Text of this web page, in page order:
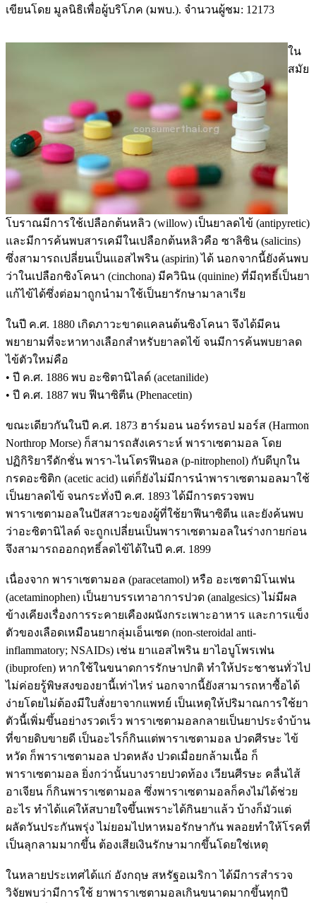
เขียนโดย มูลนิธิเพื่อผู้บริโภค (มพบ.). จำนวนผู้ชม: 12173
ใน
สมัย
โบราณมีการใช้เปลือกต้นหลิว (willow) เป็นยาลดไข้ (antipyretic)
และมีการค้นพบสารเคมีในเปลือกต้นหลิวคือ ซาลิซิน (salicins)
ซึ่งสามารถเปลี่ยนเป็นแอสไพริน (aspirin) ได้ นอกจากนี้ยังค้นพบ
ว่าในเปลือกซิงโคนา (cinchona) มีควินิน (quinine) ที่มีฤทธิ์เป็นยา
แก้ไข้ได้ซึ่งต่อมาถูกนำมาใช้เป็นยารักษามาลาเรีย
ในปี ค.ศ. 1880 เกิดภาวะขาดแคลนต้นซิงโคนา จึงได้มีคน
พยายามที่จะหาทางเลือกสำหรับยาลดไข้ จนมีการค้นพบยาลด
ไข้ตัวใหม่คือ
• ปี ค.ศ. 1886 พบ อะซิตานิไลด์ (acetanilide)
• ปี ค.ศ. 1887 พบ ฟีนาซิตีน (Phenacetin)
ขณะเดียวกันในปี ค.ศ. 1873 ฮาร์มอน นอร์ทรอป มอร์ส (Harmon
Northrop Morse) ก็สามารถสังเคราะห์ พาราเซตามอล โดย
ปฏิกิริยารีดักชั่น พารา-ไนโตรฟีนอล (p-nitrophenol) กับดีบุกใน
กรดอะซิติก (acetic acid) แต่ก็ยังไม่มีการนำพาราเซตามอลมาใช้
เป็นยาลดไข้ จนกระทั่งปี ค.ศ. 1893 ได้มีการตรวจพบ
พาราเซตามอลในปัสสาวะของผู้ที่ใช้ยาฟีนาซิตีน และยังค้นพบ
ว่าอะซิตานิไลด์ จะถูกเปลี่ยนเป็นพาราเซตามอลในร่างกายก่อน
จึงสามารถออกฤทธิ์ลดไข้ได้ในปี ค.ศ. 1899
เนื่องจาก พาราเซตามอล (paracetamol) หรือ อะเซตามิโนเฟน
(acetaminophen) เป็นยาบรรเทาอาการปวด (analgesics) ไม่มีผล
ข้างเคียงเรื่องการระคายเคืองผนังกระเพาะอาหาร และการแข็ง
ตัวของเลือดเหมือนยากลุ่มเอ็นเซด (non-steroidal anti-
inflammatory; NSAIDs) เช่น ยาแอสไพริน ยาไอบูโพรเฟน
(ibuprofen) หากใช้ในขนาดการรักษาปกติ ทำให้ประชาชนทั่วไป
ไม่ค่อยรู้พิษสงของยานี้เท่าไหร่ นอกจากนี้ยังสามารถหาซื้อได้
ง่ายโดยไม่ต้องมีใบสั่งยาจากแพทย์ เป็นเหตุให้ปริมาณการใช้ยา
ตัวนี้เพิ่มขึ้นอย่างรวดเร็ว พาราเซตามอลกลายเป็นยาประจำบ้าน
ที่ขายดิบขายดี เป็นอะไรก็กินแต่พาราเซตามอล ปวดศีรษะ ไข้
หวัด ก็พาราเซตามอล ปวดหลัง ปวดเมื่อยกล้ามเนื้อ ก็
พาราเซตามอล ยิ่งกว่านั้นบางรายปวดท้อง เวียนศีรษะ คลื่นไส้
อาเจียน ก็กินพาราเซตามอล ซึ่งพาราเซตามอลก็คงไม่ได้ช่วย
อะไร ทำได้แค่ให้สบายใจขึ้นเพราะได้กินยาแล้ว บ้างก็มัวแต่
ผลัดวันประกันพรุ่ง ไม่ยอมไปหาหมอรักษากัน พลอยทำให้โรคที่
เป็นลุกลามมากขึ้น ต้องเสียเงินรักษามากขึ้นโดยใช่เหตุ
ในหลายประเทศได้แก่ อังกฤษ สหรัฐอเมริกา ได้มีการสำรวจ
วิจัยพบว่ามีการใช้ ยาพาราเซตามอลเกินขนาดมากขึ้นทุกปี